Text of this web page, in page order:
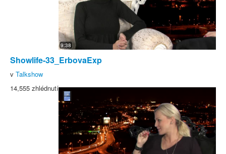
9:38
Showlife-33_ErbovaExp
v Talkshow
14,555 zhlédnutí